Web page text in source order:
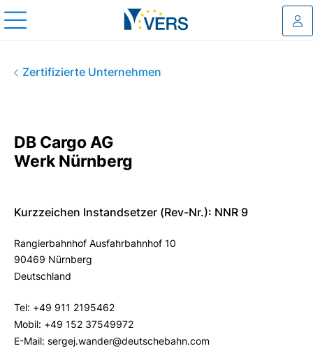
Zertifizierte Unternehmen
DB Cargo AG Werk Nürnberg
DB Cargo AG
Werk Nürnberg
Kurzzeichen Instandsetzer (Rev-Nr.): NNR 9
Rangierbahnhof Ausfahrbahnhof 10
90469 Nürnberg
Deutschland
Tel: +49 911 2195462
Mobil: +49 152 37549972
E-Mail: sergej.wander@deutschebahn.com